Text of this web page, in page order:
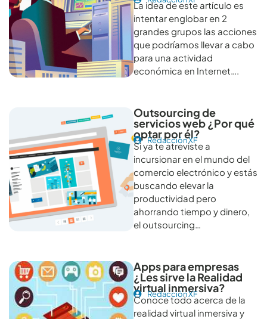
La idea de este artículo es
intentar englobar en 2
grandes grupos las acciones
que podríamos llevar a cabo
para una actividad
económica en Internet….
Outsourcing de
servicios web ¿Por qué
optar por él?
Redacción XF
Si ya te atreviste a
incursionar en el mundo del
comercio electrónico y estás
buscando elevar la
productividad pero
ahorrando tiempo y dinero,
el outsourcing…
Apps para empresas
¿Les sirve la Realidad
virtual inmersiva?
Redacción XF
Conoce todo acerca de la
realidad virtual inmersiva y